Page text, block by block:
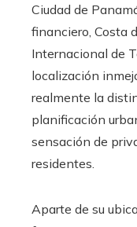
Ciudad de
financiero, Costa
Internacional de
localización
realmente la
planificación
sensación de
residentes.
Aparte de su